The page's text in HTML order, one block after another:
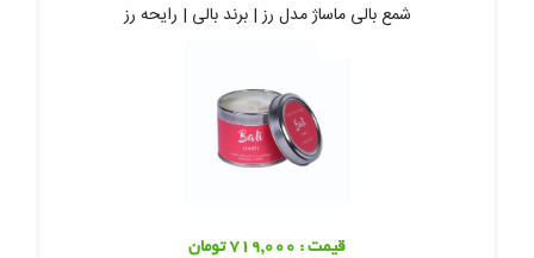
شمع بالی ماساژ مدل رز | برند بالی | رایحه رز
قیمت : 719,000 تومان